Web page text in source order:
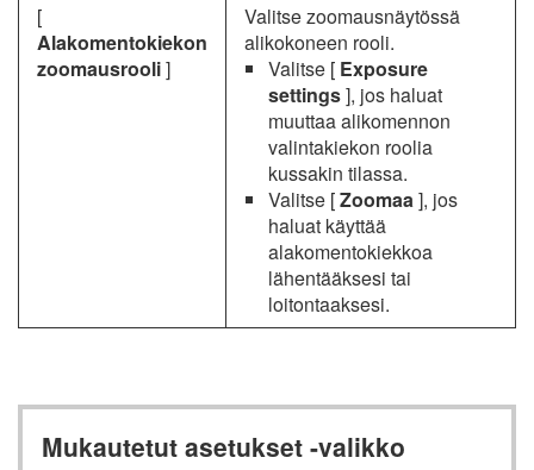
[
Alakomentokiekon
zoomausrooli]
Valitse zoomausnäytössä
alikokoneen rooli.
Valitse [ Exposure
settings], jos haluat
muuttaa alikomennon
valintakiekon roolia
kussakin tilassa.
Valitse [Zoomaa], jos
haluat käyttää
alakomentokiekkoa
lähentääksesi tai
loitontaaksesi.
Mukautetut asetukset -valikko